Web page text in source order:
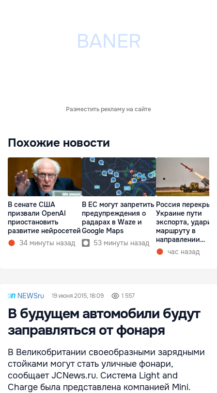
Разместить рекламу на сайте
Похожие новости
В сенате США
призвали OpenAI
приостановить
развитие нейросетей
34 минуты назад
В ЕС могут запретить
предупреждения о
радарах в Waze и
Google Maps
53 минуты назад
Россия
Украине пути
экспорта, ударив
маршруту в
направлении
Молдовы
час назад
NEWSru 19 июня 2015, 18:09 1 557
В будущем автомобили будут
заправляться от фонаря
В Великобритании своеобразными зарядными
стойками могут стать уличные фонари,
сообщает JCNews.ru. Система Light and
Charge была представлена компанией Mini.